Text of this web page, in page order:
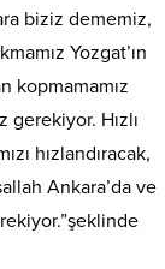
biziz dememiz,
Yozgat’ın
kopmamamız
gerekiyor. Hızlı
hızlandıracak,
Ankara’da ve